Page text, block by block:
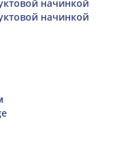
начинкой
начинкой